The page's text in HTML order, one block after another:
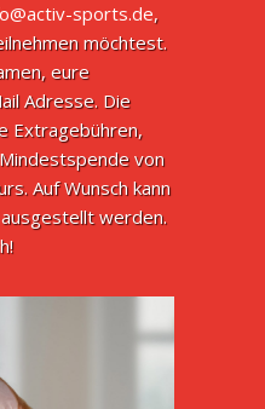
sports.de,
möchtest.
eure
Adresse. Die
Extragebühren,
von
Auf Wunsch kann
werden.